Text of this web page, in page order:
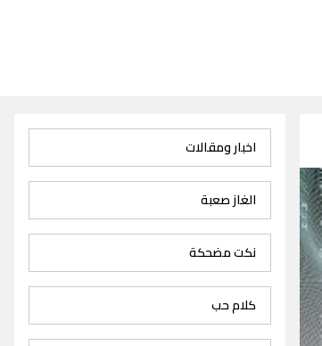
اخبار ومقالات
الغاز صعبة
نكت مضحكة
كلام حب